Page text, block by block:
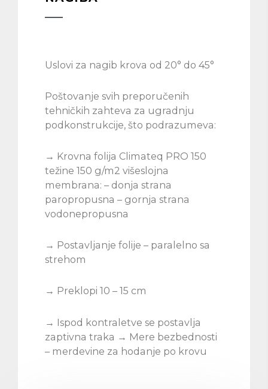
Uslovi za nagib krova od 20° do 45°
Poštovanje svih preporučenih
tehničkih zahteva za ugradnju
podkonstrukcije, što podrazumeva:
→ Krovna folija Climateq PRO 150
težine 150 g/m2 višeslojna
membrana: – donja strana
paropropusna – gornja strana
vodonepropusna
→ Postavljanje folije – paralelno sa
strehom
→ Preklopi 10 – 15 cm
→ Ispod kontraletve se postavlja
zaptivna traka → Mere bezbednosti
– merdevine za hodanje po krovu